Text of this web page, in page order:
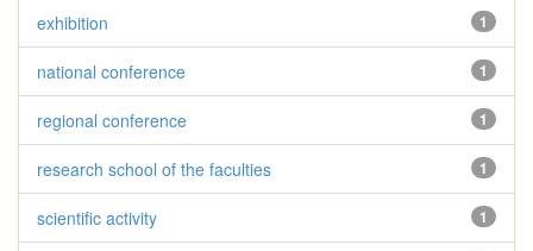
1
exhibition
1
national conference
1
regional conference
1
research school of the faculties
1
scientific activity